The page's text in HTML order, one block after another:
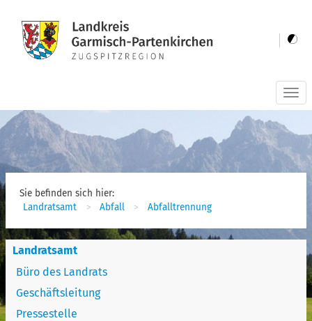
Sie befinden sich hier:
Landratsamt
Abfall Abfalltrennung
Landratsamt
Büro des Landrats
Geschäftsleitung
Pressestelle